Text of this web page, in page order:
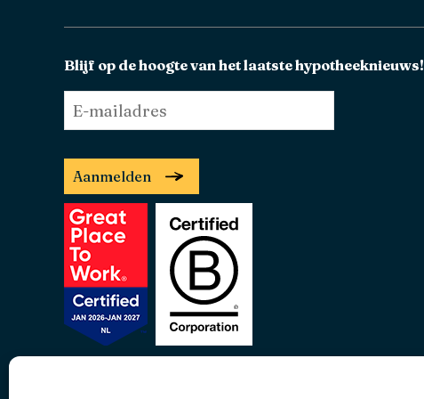
Blijf op de hoogte van het laatste hypotheeknieuws!
E-
mailadres *
Aanmelden